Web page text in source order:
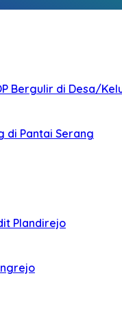
Bergulir di Desa/
di Pantai Serang
Plandirejo